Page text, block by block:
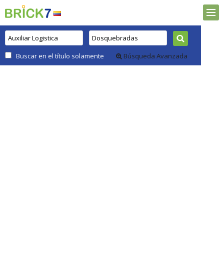
Buscar en el título solamente Búsqueda Avanzada